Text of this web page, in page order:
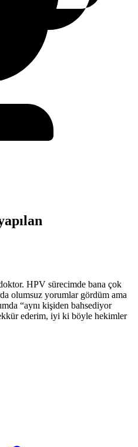
HPV sürecimde bana çok
olumsuz yorumlar gördüm ama
“aynı kişiden bahsediyor
ederim, iyi ki böyle hekimler